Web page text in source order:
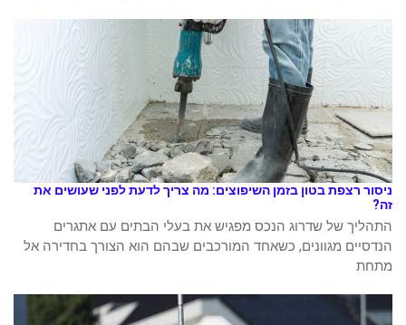
ניסור רצפת בטון בזמן השיפוצים: מה צריך לדעת לפני שעושים את
זה?
התהליך של שדרוג הנכס מפגיש את בעלי הבתים עם אתגרים
הנדסיים מגוונים, כשאחד המורכבים שבהם הוא הצורך בחדירה אל
מתחת